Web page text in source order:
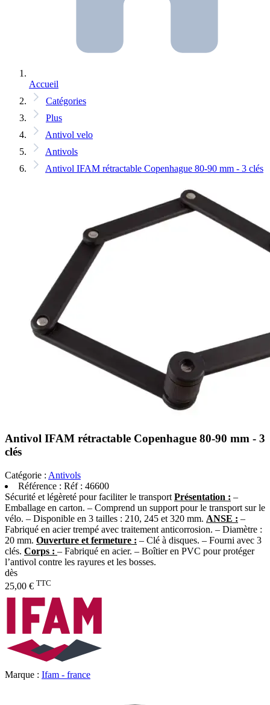
Accueil
Catégories
Plus
Antivol velo
Antivols
Antivol IFAM rétractable Copenhague 80-90 mm - 3 clés
Antivol IFAM rétractable Copenhague 80-90 mm - 3
clés
Catégorie : Antivols
Référence : Réf : 46600
Sécurité et légèreté pour faciliter le transport Présentation : –
Emballage en carton. – Comprend un support pour le transport sur le
vélo. – Disponible en 3 tailles : 210, 245 et 320 mm. ANSE : –
Fabriqué en acier trempé avec traitement anticorrosion. – Diamètre :
20 mm. Ouverture et fermeture : – Clé à disques. – Fourni avec 3
clés. Corps : – Fabriqué en acier. – Boîtier en PVC pour protéger
l’antivol contre les rayures et les bosses.
dès
25,00 € TTC
Marque : Ifam - france